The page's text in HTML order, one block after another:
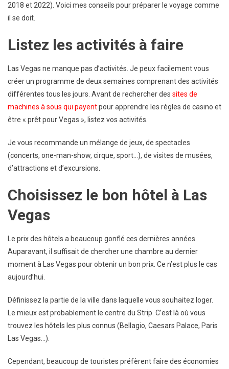
2018 et 2022). Voici mes conseils pour préparer le voyage comme
il se doit.
Listez les activités à faire
Las Vegas ne manque pas d’activités. Je peux facilement vous
créer un programme de deux semaines comprenant des activités
différentes tous les jours. Avant de rechercher des sites de
machines à sous qui payentpour apprendre les règles de casino et
être « prêt pour Vegas », listez vos activités.
Je vous recommande un mélange de jeux, de spectacles
(concerts, one-man-show, cirque, sport…), de visites de musées,
d’attractions et d’excursions.
Choisissez le bon hôtel à Las
Vegas
Le prix des hôtels a beaucoup gonflé ces dernières années.
Auparavant, il suffisait de chercher une chambre au dernier
moment à Las Vegas pour obtenir un bon prix. Ce n’est plus le cas
aujourd’hui.
Définissez la partie de la ville dans laquelle vous souhaitez loger.
Le mieux est probablement le centre du Strip. C’est là où vous
trouvez les hôtels les plus connus (Bellagio, Caesars Palace, Paris
Las Vegas…).
Cependant, beaucoup de touristes préfèrent faire des économies